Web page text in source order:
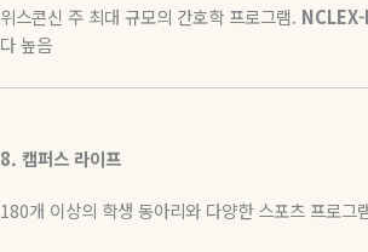
위스콘신 주 최대 규모의 간호학 프로그램.
다 높음
8. 캠퍼스 라이프
180개 이상의 학생 동아리와 다양한 스포츠 프로그